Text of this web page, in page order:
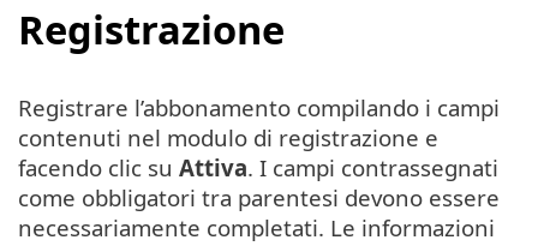
Registrazione
Registrare l’abbonamento compilando i campi
contenuti nel modulo di registrazione e
facendo clic su Attiva. I campi contrassegnati
come obbligatori tra parentesi devono essere
necessariamente completati. Le informazioni